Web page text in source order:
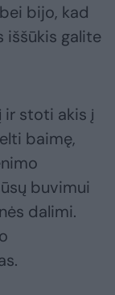
bijo, kad
iššūkis galite
ir stoti akis į
baimę,
buvimui
dalimi.